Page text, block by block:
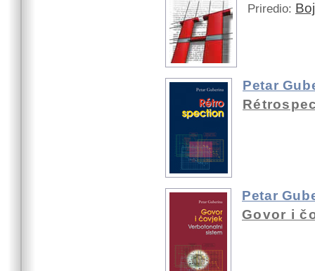
Priredio:
Petar
Petar
Govor i